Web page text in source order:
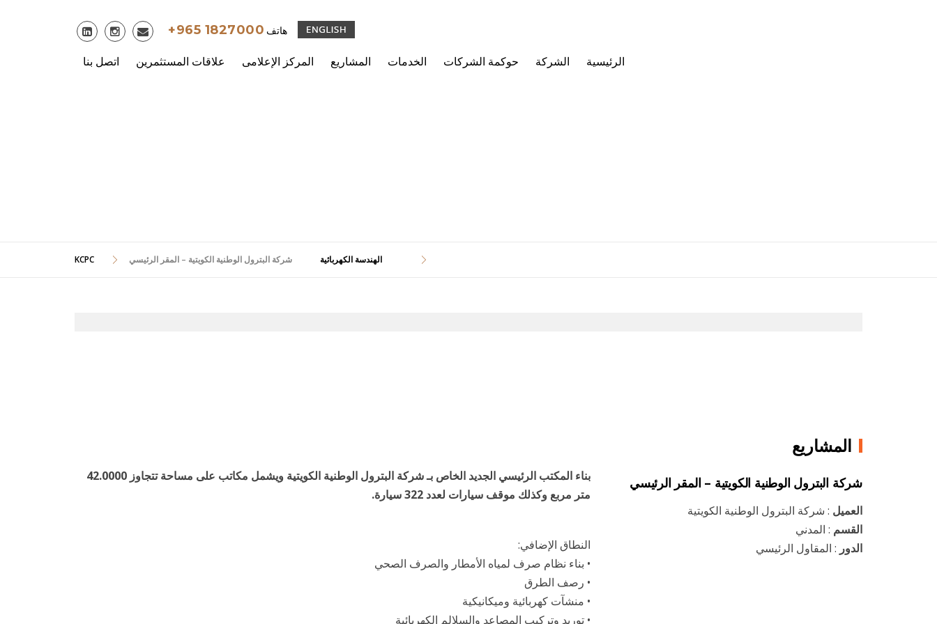
+965 1827000 هاتف
اتصل بنا علاقات المستثمرين المركز الإعلامى المشاريع الخدمات حوكمة الشركات الشركة الرئيسية
KCPC الهندسة الكهربائية شركة البترول الوطنية الكويتية – المقر الرئيسي
بناء المكتب الرئيسي الجديد الخاص بـ شركة البترول الوطنية الكويتية ويشمل مكاتب على مساحة تتجاوز 42.0000
متر مربع وكذلك موقف سيارات لعدد 322 سيارة.
النطاق الإضافي:
• بناء نظام صرف لمياه الأمطار والصرف الصحي
• رصف الطرق
• منشآت كهربائية وميكانيكية
• توريد وتركيب المصاعد والسلالم الكهربائية
المشاريع
شركة البترول الوطنية الكويتية – المقر الرئيسي
العميل : شركة البترول الوطنية الكويتية
القسم : المدني
الدور : المقاول الرئيسي